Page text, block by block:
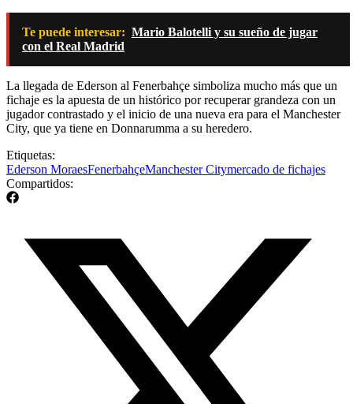
Te puede interesar: Mario Balotelli y su sueño de jugar
con el Real Madrid
La llegada de Ederson al Fenerbahçe simboliza mucho más que un
fichaje es la apuesta de un histórico por recuperar grandeza con un
jugador contrastado y el inicio de una nueva era para el Manchester
City, que ya tiene en Donnarumma a su heredero.
Etiquetas:
Ederson MoraesFenerbahçeManchester Citymercado de fichajes
Compartidos: